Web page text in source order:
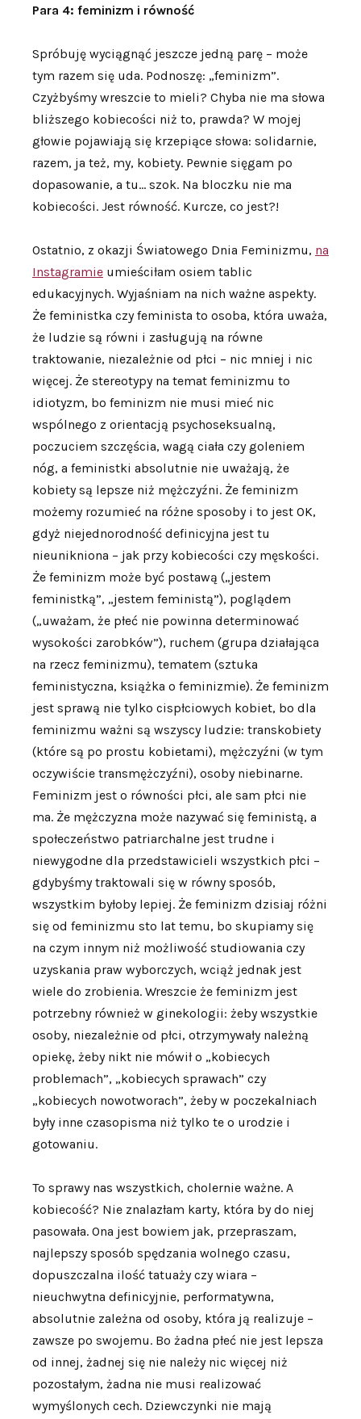
Para 4: feminizm i równość
Spróbuję wyciągnąć jeszcze jedną parę – może
tym razem się uda. Podnoszę: „feminizm”.
Czyżbyśmy wreszcie to mieli? Chyba nie ma słowa
bliższego kobiecości niż to, prawda? W mojej
głowie pojawiają się krzepiące słowa: solidarnie,
razem, ja też, my, kobiety. Pewnie sięgam po
dopasowanie, a tu… szok. Na bloczku nie ma
kobiecości. Jest równość. Kurcze, co jest?!
Ostatnio, z okazji Światowego Dnia Feminizmu, na
Instagramie umieściłam osiem tablic
edukacyjnych. Wyjaśniam na nich ważne aspekty.
Że feministka czy feminista to osoba, która uważa,
że ludzie są równi i zasługują na równe
traktowanie, niezależnie od płci – nic mniej i nic
więcej. Że stereotypy na temat feminizmu to
idiotyzm, bo feminizm nie musi mieć nic
wspólnego z orientacją psychoseksualną,
poczuciem szczęścia, wagą ciała czy goleniem
nóg, a feministki absolutnie nie uważają, że
kobiety są lepsze niż mężczyźni. Że feminizm
możemy rozumieć na różne sposoby i to jest OK,
gdyż niejednorodność definicyjna jest tu
nieunikniona – jak przy kobiecości czy męskości.
Że feminizm może być postawą („jestem
feministką”, „jestem feministą”), poglądem
(„uważam, że płeć nie powinna determinować
wysokości zarobków”), ruchem (grupa działająca
na rzecz feminizmu), tematem (sztuka
feministyczna, książka o feminizmie). Że feminizm
jest sprawą nie tylko cispłciowych kobiet, bo dla
feminizmu ważni są wszyscy ludzie: transkobiety
(które są po prostu kobietami), mężczyźni (w tym
oczywiście transmężczyźni), osoby niebinarne.
Feminizm jest o równości płci, ale sam płci nie
ma. Że mężczyzna może nazywać się feministą, a
społeczeństwo patriarchalne jest trudne i
niewygodne dla przedstawicieli wszystkich płci –
gdybyśmy traktowali się w równy sposób,
wszystkim byłoby lepiej. Że feminizm dzisiaj różni
się od feminizmu sto lat temu, bo skupiamy się
na czym innym niż możliwość studiowania czy
uzyskania praw wyborczych, wciąż jednak jest
wiele do zrobienia. Wreszcie że feminizm jest
potrzebny również w ginekologii: żeby wszystkie
osoby, niezależnie od płci, otrzymywały należną
opiekę, żeby nikt nie mówił o „kobiecych
problemach”, „kobiecych sprawach” czy
„kobiecych nowotworach”, żeby w poczekalniach
były inne czasopisma niż tylko te o urodzie i
gotowaniu.
To sprawy nas wszystkich, cholernie ważne. A
kobiecość? Nie znalazłam karty, która by do niej
pasowała. Ona jest bowiem jak, przepraszam,
najlepszy sposób spędzania wolnego czasu,
dopuszczalna ilość tatuaży czy wiara –
nieuchwytna definicyjnie, performatywna,
absolutnie zależna od osoby, która ją realizuje –
zawsze po swojemu. Bo żadna płeć nie jest lepsza
od innej, żadnej się nie należy nic więcej niż
pozostałym, żadna nie musi realizować
wymyślonych cech. Dziewczynki nie mają